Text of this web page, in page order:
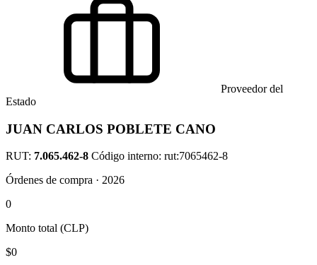
Proveedor del
Estado
JUAN CARLOS POBLETE CANO
RUT: 7.065.462-8 Código interno: rut:7065462-8
Órdenes de compra · 2026
0
Monto total (CLP)
$0